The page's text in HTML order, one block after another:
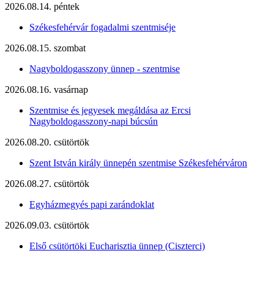
2026.08.14. péntek
Székesfehérvár fogadalmi szentmiséje
2026.08.15. szombat
Nagyboldogasszony ünnep - szentmise
2026.08.16. vasárnap
Szentmise és jegyesek megáldása az Ercsi
Nagyboldogasszony-napi búcsún
2026.08.20. csütörtök
Szent István király ünnepén szentmise Székesfehérváron
2026.08.27. csütörtök
Egyházmegyés papi zarándoklat
2026.09.03. csütörtök
Első csütörtöki Eucharisztia ünnep (Ciszterci)